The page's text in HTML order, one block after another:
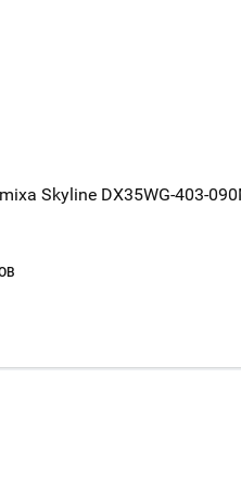
Skyline DX35WG-403-